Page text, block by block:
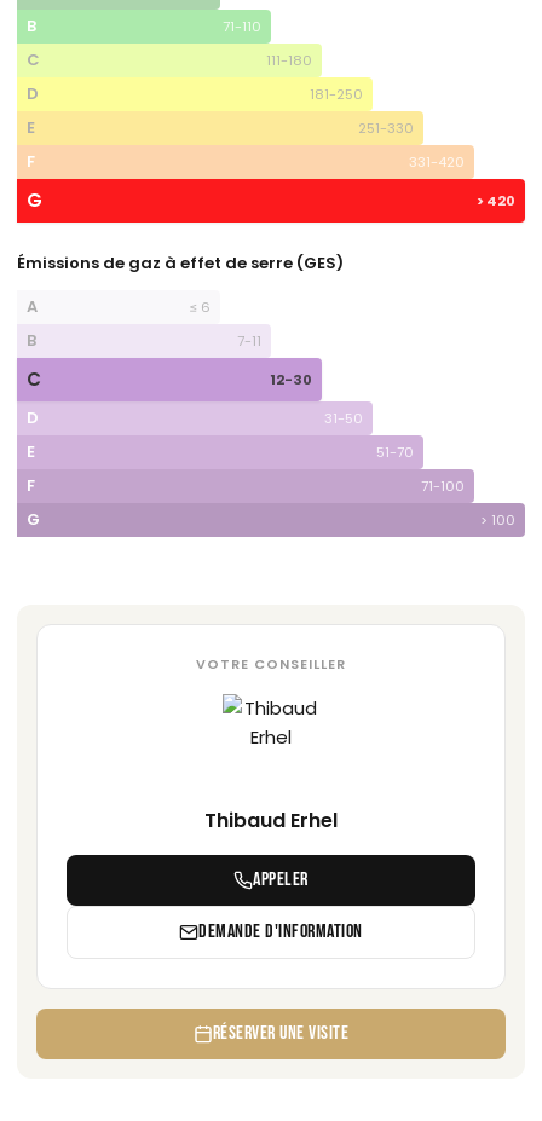
B 71-110
C 111-180
D 181-250
E 251-330
F 331-420
G > 420
Émissions de gaz à effet de serre (GES)
A
≤ 6
B 7-11
C 12-30
D 31-50
E 51-70
F 71-100
G > 100
VOTRE CONSEILLER
Thibaud Erhel
APPELER
DEMANDE D'INFORMATION
RÉSERVER UNE VISITE